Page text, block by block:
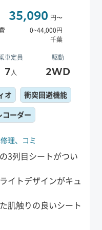
35,090 円〜
0~44,000円
千葉
車定員 駆動
7人 2WD
理、 コミ
3列目シートがつい
イトデザインがキュ
肌触りの良いシート
オ
衝突回避機能
コーダー